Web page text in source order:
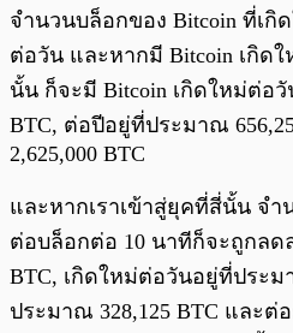
จำนวนบล็อกของ Bitcoin ที่เกิ
ต่อวัน และหากมี Bitcoin เกิด
นั้น ก็จะมี Bitcoin เกิดใหม่ต่อ
BTC, ต่อปีอยู่ที่ประมาณ
2,625,000 BTC
และหากเราเข้าสู่ยุคที่สี่นั้น จำ
ต่อบล็อกต่อ 10 นาทีก็จะถูกลด
BTC, เกิดใหม่ต่อวันอยู่ที่ประ
ประมาณ 328,125 BTC และต่